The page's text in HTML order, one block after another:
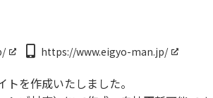
https://www.eigyo-man.jp/
トを作成いたしました。